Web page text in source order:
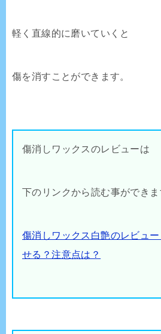
軽く直線的に磨いていくと
傷を消すことができます。
傷消しワックスのレビューは
下のリンクから読む事ができま
傷消しワックス白艶のレビュ
せる？注意点は？